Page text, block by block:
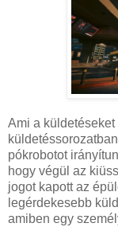
Ami a
pókrobotot
hogy végül az
jogot kapott az
legérdekesebb
amiben egy